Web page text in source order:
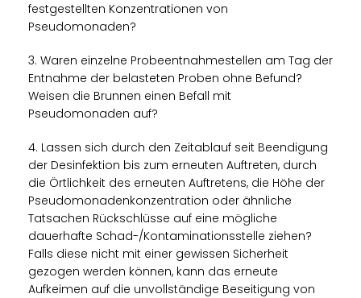
festgestellten Konzentrationen von
Pseudomonaden?
3. Waren einzelne Probeentnahmestellen am Tag der
Entnahme der belasteten Proben ohne Befund?
Weisen die Brunnen einen Befall mit
Pseudomonaden auf?
4. Lassen sich durch den Zeitablauf seit Beendigung
der Desinfektion bis zum erneuten Auftreten, durch
die Örtlichkeit des erneuten Auftretens, die Höhe der
Pseudomonadenkonzentration oder ähnliche
Tatsachen Rückschlüsse auf eine mögliche
dauerhafte Schad-/Kontaminationsstelle ziehen?
Falls diese nicht mit einer gewissen Sicherheit
gezogen werden können, kann das erneute
Aufkeimen auf die unvollständige Beseitigung von